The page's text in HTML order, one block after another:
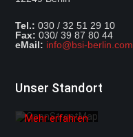
Tel.: 030 / 32 51 29 10
Fax: 030/ 39 87 80 44
eMail: info@bsi-berlin.com
Unser Standort
Laden der
Karte
akzeptieren
von
OpenStreetMap
Mehr erfahren